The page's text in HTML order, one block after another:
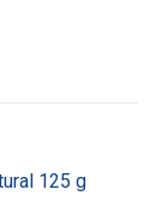
125 g